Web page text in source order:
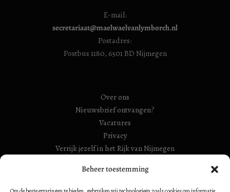
Beheer toestemming
E-mail:
secretariaat@maelwaelvanlymborch.nl
Postadres:
Postbus 1180, 6501 BD Nijmegen
Over ons
Nieuwsbrief ontvangen?
Vacatures
Privacy
Verrijk jezelf in het Rijk van Nijmegen
RSIN Gebroeders Van Limburg Huis (ook: Maelwael van